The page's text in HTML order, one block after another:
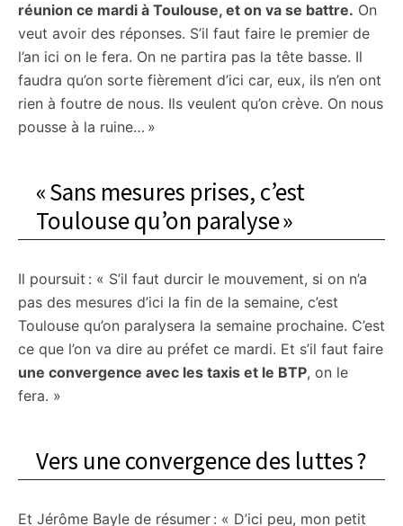
réunion ce mardi à Toulouse, et on va se battre. On
veut avoir des réponses. S’il faut faire le premier de
l’an ici on le fera. On ne partira pas la tête basse. Il
faudra qu’on sorte fièrement d’ici car, eux, ils n’en ont
rien à foutre de nous. Ils veulent qu’on crève. On nous
pousse à la ruine… »
« Sans mesures prises, c’est
Toulouse qu’on paralyse »
Il poursuit : « S’il faut durcir le mouvement, si on n’a
pas des mesures d’ici la fin de la semaine, c’est
Toulouse qu’on paralysera la semaine prochaine. C’est
ce que l’on va dire au préfet ce mardi. Et s’il faut faire
une convergence avec les taxis et le BTP, on le
fera. »
Vers une convergence des luttes ?
Et Jérôme Bayle de résumer : « D’ici peu, mon petit